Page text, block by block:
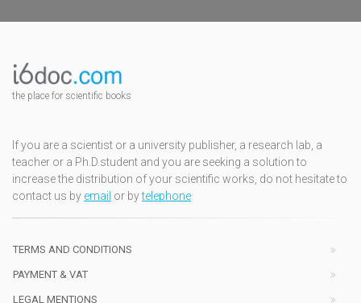
the place for scientific books
If you are a scientist or a university publisher, a research lab, a
teacher or a Ph.D.student and you are seeking a solution to
increase the distribution of your scientific works, do not hesitate to
contact us by email or bytelephone
TERMS AND CONDITIONS
PAYMENT & VAT
LEGAL MENTIONS